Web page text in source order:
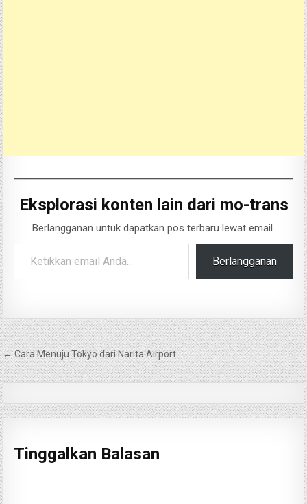
Eksplorasi konten lain dari mo-trans
Berlangganan untuk dapatkan pos terbaru lewat email.
Ketikkan email Anda...
Berlangganan
Navigasi
pos
← Cara Menuju Tokyo dari Narita Airport
Tinggalkan Balasan